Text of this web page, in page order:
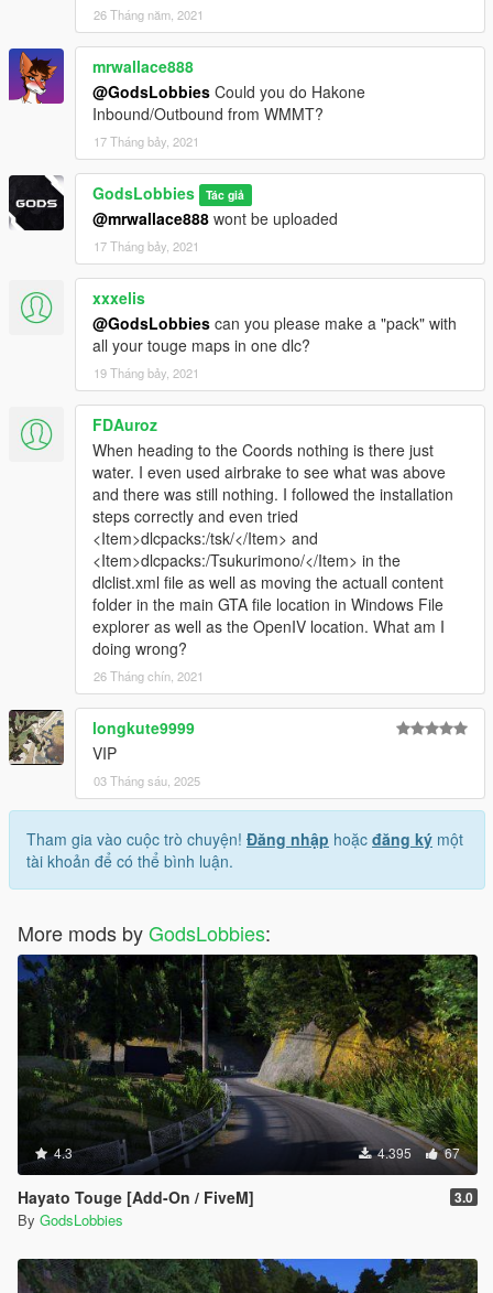
26 Tháng năm, 2021
mrwallace888
@GodsLobbies Could you do Hakone
Inbound/Outbound from WMMT?
17 Tháng bảy, 2021
GodsLobbies Tác giả
@mrwallace888 wont be uploaded
17 Tháng bảy, 2021
xxxelis
@GodsLobbies can you please make a "pack" with
all your touge maps in one dlc?
19 Tháng bảy, 2021
FDAuroz
When heading to the Coords nothing is there just
water. I even used airbrake to see what was above
and there was still nothing. I followed the installation
steps correctly and even tried
<Item>dlcpacks:/tsk/</Item> and
<Item>dlcpacks:/Tsukurimono/</Item> in the
dlclist.xml file as well as moving the actuall content
folder in the main GTA file location in Windows File
explorer as well as the OpenIV location. What am I
doing wrong?
26 Tháng chín, 2021
longkute9999
VIP
03 Tháng sáu, 2025
Tham gia vào cuộc trò chuyện! Đăng nhập hoặc đăng ký một
tài khoản để có thể bình luận.
More mods byGodsLobbies:
4.3 4.395 67
Hayato Touge [Add-On / FiveM] 3.0
By GodsLobbies